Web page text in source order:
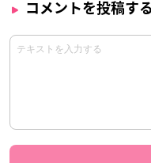
コメントを投稿する